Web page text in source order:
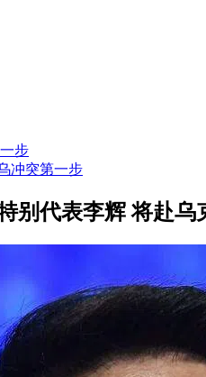
步
冲突第一步
别代表李辉 将赴乌